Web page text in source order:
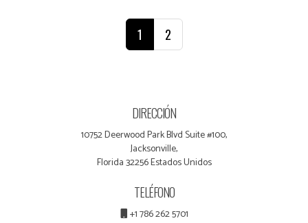
1 2
DIRECCIÓN
10752 Deerwood Park Blvd Suite #100,
Jacksonville,
Florida 32256 Estados Unidos
TELÉFONO
+1 786 262 5701